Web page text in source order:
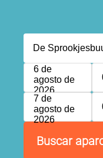
6 de
agosto de
2026
7 de
agosto de
2026
Buscar